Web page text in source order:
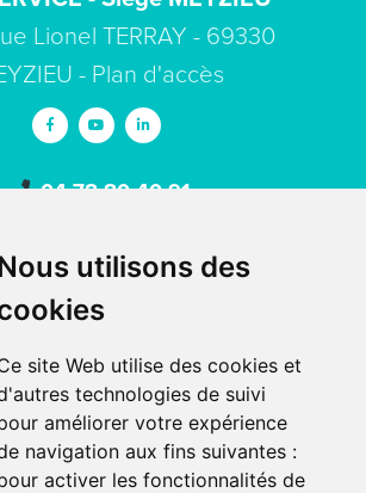
utilisons des
site Web utilise des cookies et
technologies de suivi
améliorer votre expérience
navigation aux fins suivantes :
activer les fonctionnalités de
Lionel TERRAY - 69330
- Plan d'accès
04 78 80 40 91
Contactez
ACN Service
contacter ACN Service à votre
par téléphone, soit par email, soit en
le formulaire de contact.